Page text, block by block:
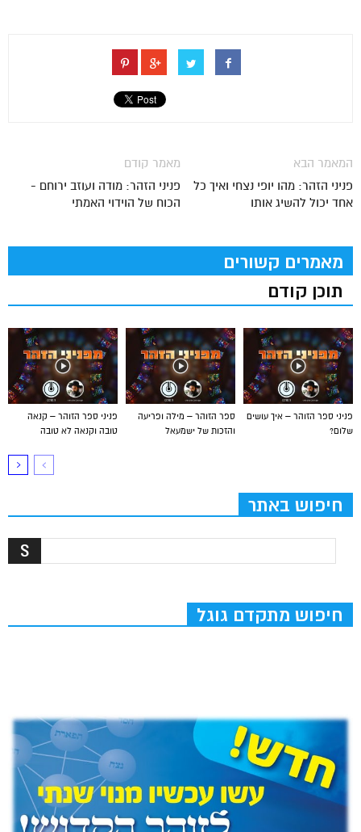
מאמר קודם
פניני הזהר: מודה ועוזב ירוחם -
הכוח של הוידוי האמתי
המאמר הבא
פניני הזהר: מהו יופי נצחי ואיך כל
אחד יכול להשיג אותו
מאמרים קשורים
תוכן קודם
פניני ספר הזוהר – קנאה
טובה וקנאה לא טובה
ספר הזוהר – מילה ופריעה
והזכות של ישמעאל
פניני ספר הזוהר – איך עושים
שלום?
חיפוש באתר
חיפוש מתקדם גוגל